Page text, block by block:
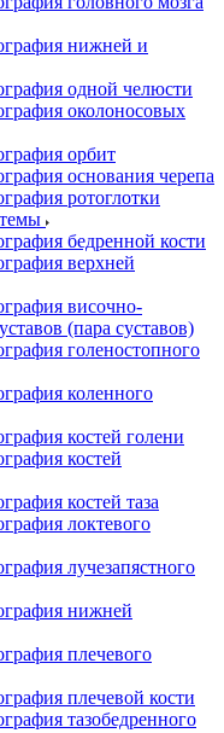
нижней и
одной челюсти
околоносовых
орбит
основания черепа
ротоглотки
бедренной кости
верхней
височно-
(пара суставов)
голеностопного
коленного
костей голени
костей
костей таза
локтевого
лучезапястного
нижней
плечевого
плечевой кости
тазобедренного